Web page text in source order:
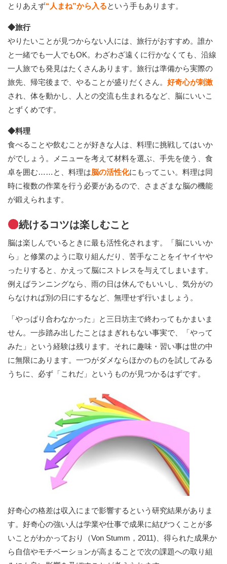
とりあえず“人まね”から入るという手もあります。
◆旅行
やりたいことが見つからない人には、旅行がおすすめ。誰か
と一緒でも一人でもOK。わざわざ遠くに行かなくても、沿線
一人旅でも発見はたくさんあります。旅行は準備から実際の
旅先、帰宅後まで、やることが盛りだくさん。 好奇心が刺激
され、体を動かし、人との交流も生まれるなど、脳にいいこ
とずくめです。
◆料理
食べることや飲むことが好きな人は、料理に挑戦してはいか
がでしょう。メニューを考えて材料を選ぶ、手先を使う、食
卓を囲む……と、料理は脳の活性化にもってこい。料理は同
時に複数の作業を行う必要があるので、さまざまな脳の機能
が鍛えられます。
続けるコツは楽しむこと
脳は楽しんでいるときに最も活性化されます。「脳にいいか
ら」と修業のように取り組んだり、苦手なことをイヤイヤや
ったりすると、かえって脳にストレスを与えてしまいます。
例えばランニングなら、雨の日は休んでもいいし、気分がの
らなければ別の日にするなど、無理せず行いましょう。
「やっぱり合わなかった」と三日坊主で終わってもかまいま
せん。一歩踏み出したことはまぎれもない事実で、「やって
みた」という経験は残ります。それに趣味・習い事は世の中
に無限にあります。一つがダメならほかのものを試してみる
うちに、必ず「これだ」というものが見つかるはずです。
好奇心の格差は収入にまで影響するという研究結果がありま
す。好奇心の強い人は学業や仕事で成果に結びつくことが多
いことがわかっており（Von Stumm，2011)、得られた成果か
ら自信やモチベーションが高まることで次の課題への取り組